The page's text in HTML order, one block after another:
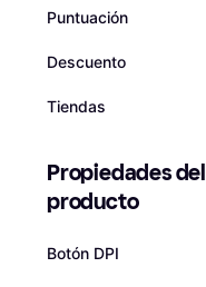
Puntuación
Descuento
Tiendas
Propiedades del
producto
Botón DPI